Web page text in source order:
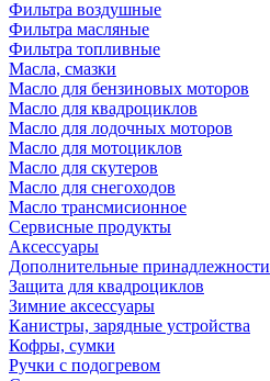
Фильтра воздушные
Фильтра масляные
Фильтра топливные
Масла, смазки
Масло для бензиновых моторов
Масло для квадроциклов
Масло для лодочных моторов
Масло для мотоциклов
Масло для скутеров
Масло для снегоходов
Масло трансмисионное
Сервисные продукты
Аксессуары
Дополнительные принадлежности
Защита для квадроциклов
Зимние аксессуары
Канистры, зарядные устройства
Кофры, сумки
Ручки с подогревом